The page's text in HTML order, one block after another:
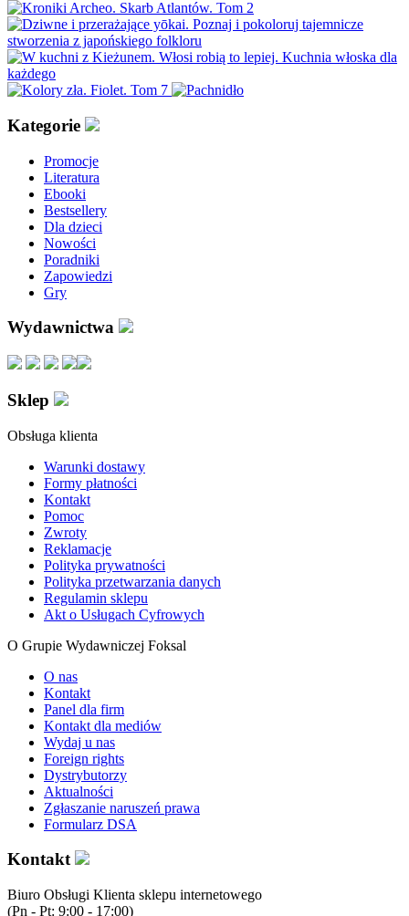
Kategorie
Promocje
Literatura
Ebooki
Bestsellery
Dla dzieci
Nowości
Poradniki
Zapowiedzi
Gry
Wydawnictwa
Sklep
Obsługa klienta
Warunki dostawy
Formy płatności
Kontakt
Pomoc
Zwroty
Reklamacje
Polityka prywatności
Polityka przetwarzania danych
Regulamin sklepu
Akt o Usługach Cyfrowych
O Grupie Wydawniczej Foksal
O nas
Kontakt
Panel dla firm
Kontakt dla mediów
Wydaj u nas
Foreign rights
Dystrybutorzy
Aktualności
Zgłaszanie naruszeń prawa
Formularz DSA
Kontakt
Biuro Obsługi Klienta sklepu internetowego
(Pn - Pt: 9:00 - 17:00)